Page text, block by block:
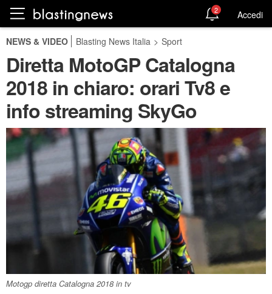
2 Accedi
NEWS & VIDEO Blasting News Italia > Sport
Diretta MotoGP Catalogna
2018 in chiaro: orari Tv8 e
info streaming SkyGo
Motogp diretta Catalogna 2018 in tv